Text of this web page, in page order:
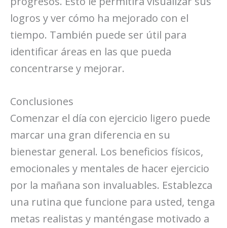
logros y ver cómo ha mejorado con el
tiempo. También puede ser útil para
identificar áreas en las que pueda
concentrarse y mejorar.
Conclusiones
Comenzar el día con ejercicio ligero puede
marcar una gran diferencia en su
bienestar general. Los beneficios físicos,
emocionales y mentales de hacer ejercicio
por la mañana son invaluables. Establezca
una rutina que funcione para usted, tenga
metas realistas y manténgase motivado a